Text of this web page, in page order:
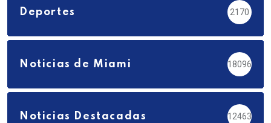
Deportes 2170
Noticias de Miami 18096
Noticias Destacadas 12463